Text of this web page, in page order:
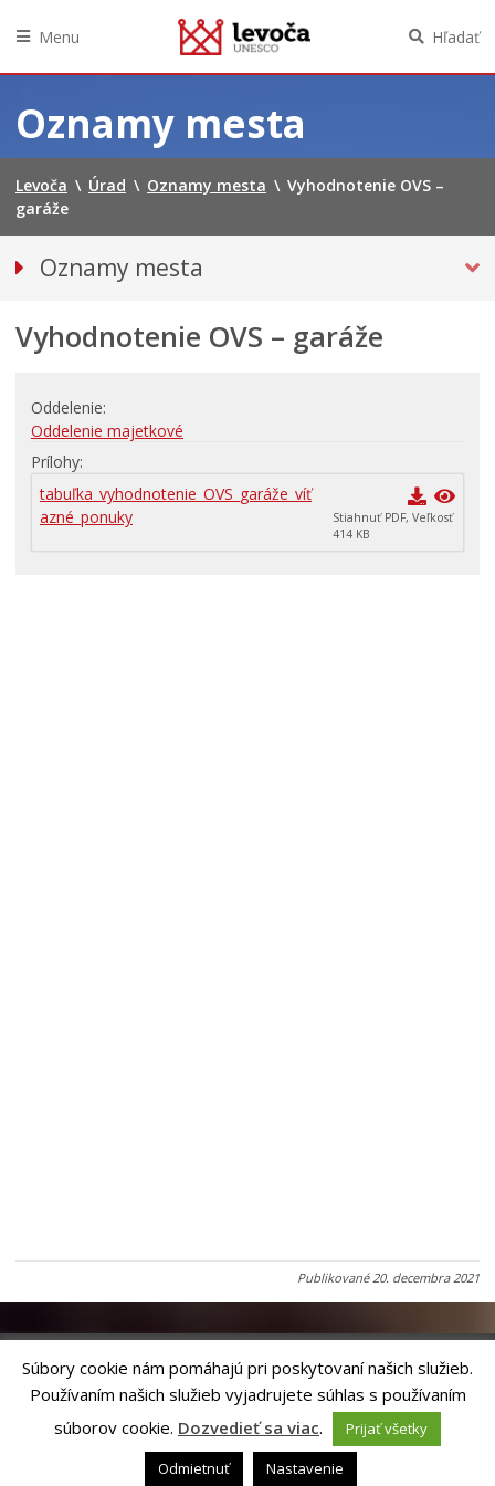
obsah
Menu Hľadať
Oznamy mesta
Levoča \ Úrad \ Oznamy mesta \ Vyhodnotenie OVS –
garáže
Oznamy mesta
Bezpečnosť
Financie
Kultúra, šport a propagácia
Primátor informuje
RODINA, ŽIVOT, BÝVANIE
Vyhodnotenie OVS – garáže
Oddelenie
Oddelenie majetkové
Prílohy
tabuľka_vyhodnotenie_OVS_garáže_víť
azné_ponuky
Stiahnuť PDF, Veľkosť
414 KB
Publikované20. decembra 2021
RiešenieANTIK SMART CITY
| Technický prevádzkovateľ – MVI
Technology, s.r.o.
Správca webového sídla: Mesto Levoča, Námestie Majstra Pavla 4, 054 01
webmaster@levoca.sk|Vyhlásenie o prístupnosti
Súbory cookie nám pomáhajú pri poskytovaní našich služieb.
Používaním našich služieb vyjadrujete súhlas s používaním
súborov cookie. Dozvedieť sa viac.
Prijať všetky
Odmietnuť
Nastavenie